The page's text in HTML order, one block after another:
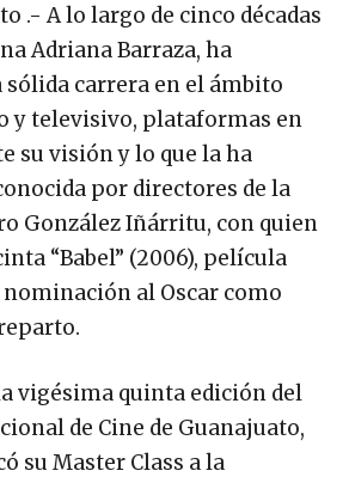
.- A lo largo de cinco décadas
Adriana Barraza, ha
carrera en el ámbito
y televisivo, plataformas en
su visión y lo que la ha
por directores de la
González Iñárritu, con quien
“Babel” (2006), película
al Oscar como
vigésima quinta edición del
de Cine de Guanajuato,
su Master Class a la